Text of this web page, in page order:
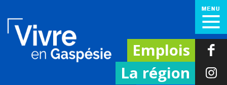
Emplois
La région